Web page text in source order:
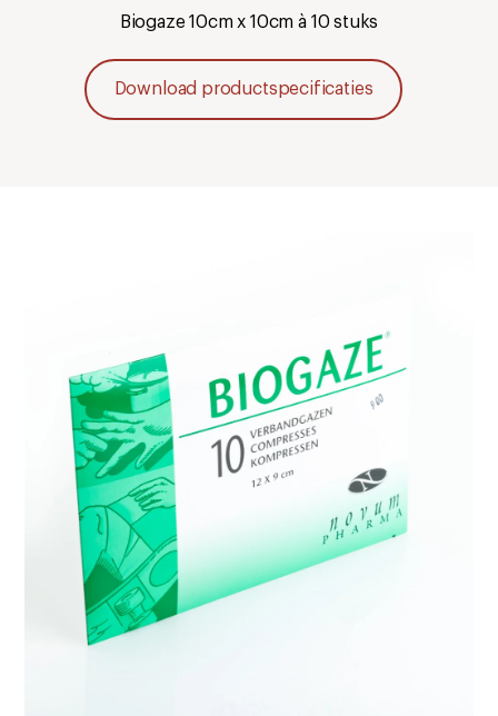
Biogaze 10cm x 10cm à 10 stuks
Download productspecificaties